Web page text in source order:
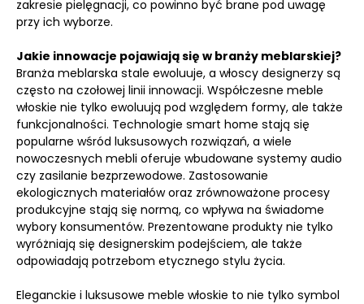
zakresie pielęgnacji, co powinno być brane pod uwagę
przy ich wyborze.
Jakie innowacje pojawiają się w branży meblarskiej?
Branża meblarska stale ewoluuje, a włoscy designerzy są
często na czołowej linii innowacji. Współczesne meble
włoskie nie tylko ewoluują pod względem formy, ale także
funkcjonalności. Technologie smart home stają się
popularne wśród luksusowych rozwiązań, a wiele
nowoczesnych mebli oferuje wbudowane systemy audio
czy zasilanie bezprzewodowe. Zastosowanie
ekologicznych materiałów oraz zrównoważone procesy
produkcyjne stają się normą, co wpływa na świadome
wybory konsumentów. Prezentowane produkty nie tylko
wyróżniają się designerskim podejściem, ale także
odpowiadają potrzebom etycznego stylu życia.
Eleganckie i luksusowe meble włoskie to nie tylko symbol